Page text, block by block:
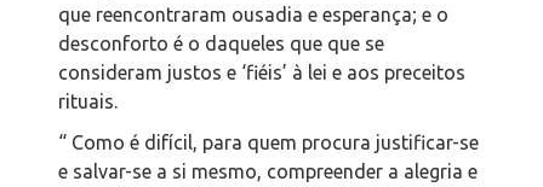
que reencontraram ousadia e esperança; e o
desconforto é o daqueles que que se
consideram justos e ‘fiéis’ à lei e aos preceitos
rituais.
“ Como é difícil, para quem procura justificar-se
e salvar-se a si mesmo, compreender a alegria e